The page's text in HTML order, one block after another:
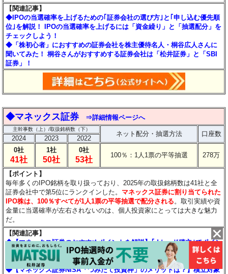
【関連記事】
◆IPOの当選確率を上げるための｢証券会社の選び方｣と｢申し込む優先順
位｣を解説！ IPOの当選確率を上げるには「資金繰り」と「抽選配分」を
チェックしよう！
◆「株初心者」におすすめの証券会社を株主優待名人・桐谷広人さんに
聞いてみた！ 桐谷さんがおすすめする証券会社は「松井証券」と「SBI
証券」！
◆マネックス証券 ⇒詳細情報ページへ
主幹事数（上）/取扱銘柄数（下）
ネット配分・抽選方法 口座数
2024 2023
2022
0社
41社
1社
50社
0社
53社
100％：1人1票の平等抽選 278万
【ポイント】
毎年多くのIPO銘柄を取り扱っており、2025年の取扱銘柄数は41社と全
証券会社中で第5位にランクインした。 マネックス証券に割り当てられた
IPO株は、100％すべてが1人1票の平等抽選で配分される。取引実績や資
金量に当選確率が左右されないのは、個人投資家にとっては大きな魅力
だ。
【関連記事】
◆【マネックス証券のおすすめポイントを解説】｢dカード積立｣でポイン
ト還元率が最大3.1％のほか、｢米国株｣｢IPO｣も魅力のドコモグループの
ネット証券！
◆【マネックス証券NISA「つみたて投資枠」のメリットは？】積立対象